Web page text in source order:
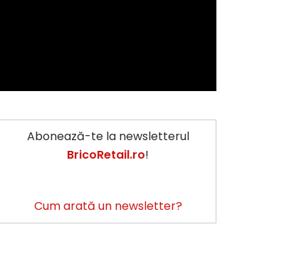
Abonează-te la newsletterul
BricoRetail.ro!
Cum arată un newsletter?